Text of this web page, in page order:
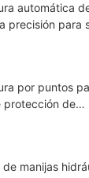
automática
precisión para
por puntos
protección de
de 0,1
manijas